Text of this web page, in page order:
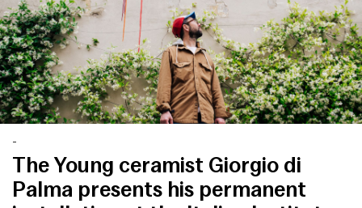
-
The Young ceramist Giorgio di
Palma presents his permanent